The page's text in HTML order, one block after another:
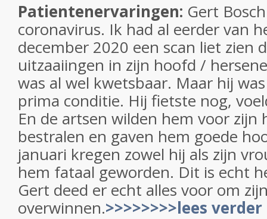
Patientenervaringen: Gert
coronavirus. Ik had al eerder van
december 2020 een scan liet zien
uitzaaiingen in zijn hoofd /
was al wel kwetsbaar. Maar hij
prima conditie. Hij fietste nog,
En de artsen wilden hem voor
bestralen en gaven hem goede
januari kregen zowel hij als zijn
hem fataal geworden. Dit is echt
Gert deed er echt alles voor om
overwinnen.>>>>>>>>lees verder